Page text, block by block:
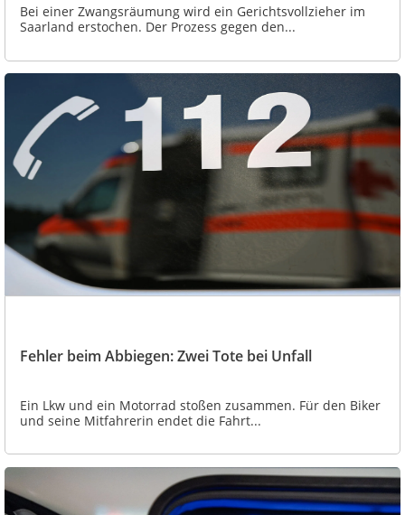
Bei einer Zwangsräumung wird ein Gerichtsvollzieher im
Saarland erstochen. Der Prozess gegen den...
Fehler beim Abbiegen: Zwei Tote bei Unfall
Ein Lkw und ein Motorrad stoßen zusammen. Für den Biker
und seine Mitfahrerin endet die Fahrt...